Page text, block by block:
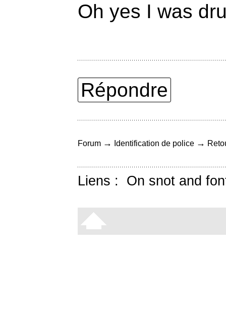
Oh yes I was
Répondre
Forum → Identification de police →
Liens : On snot and